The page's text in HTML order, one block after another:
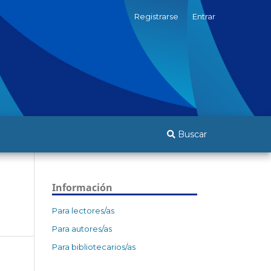
Buscar
Registrarse Entrar
Información
Para lectores/as
Para autores/as
Para bibliotecarios/as